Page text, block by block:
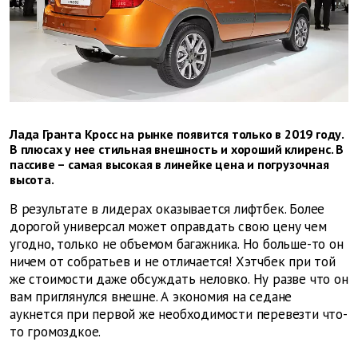
Лада Гранта Кросс на рынке появится только в 2019 году.
В плюсах у нее стильная внешность и хороший клиренс. В
пассиве – самая высокая в линейке цена и погрузочная
высота.
В результате в лидерах оказывается лифтбек. Более
дорогой универсал может оправдать свою цену чем
угодно, только не объемом багажника. Но больше-то он
ничем от собратьев и не отличается! Хэтчбек при той
же стоимости даже обсуждать неловко. Ну разве что он
вам приглянулся внешне. А экономия на седане
аукнется при первой же необходимости перевезти что-
то громоздкое.